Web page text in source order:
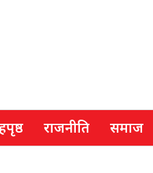
राजनीति समाज